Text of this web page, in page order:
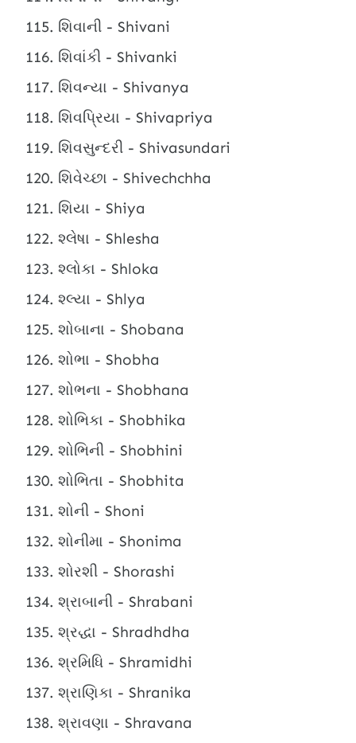
શિવાની - Shivani
શિવાંકી - Shivanki
શિવન્યા - Shivanya
શિવપ્રિયા - Shivapriya
શિવસુન્દરી - Shivasundari
શિવેચ્છા - Shivechchha
શિયા - Shiya
શ્લેષા - Shlesha
શ્લોકા - Shloka
શ્લ્યા - Shlya
શોબાના - Shobana
શોભા - Shobha
શોભના - Shobhana
શોભિકા - Shobhika
શોભિની - Shobhini
શોભિતા - Shobhita
શોની - Shoni
શોનીમા - Shonima
શોરશી - Shorashi
શ્રાબાની - Shrabani
શ્રદ્ધા - Shradhdha
શ્રમિધિ - Shramidhi
શ્રાણિકા - Shranika
શ્રાવણા - Shravana